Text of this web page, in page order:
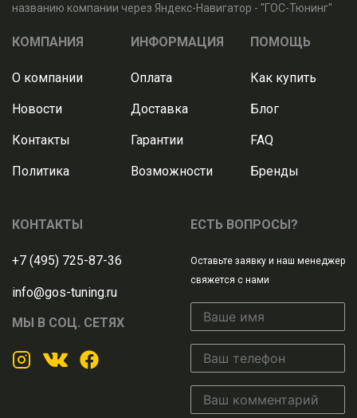
названию компании через Яндекс-Навигатор - "ГОС-Тюнинг"
КОМПАНИЯ
О компании
Новости
Контакты
Политика
ИНФОРМАЦИЯ
Оплата
Доставка
Гарантии
Возможности
ПОМОЩЬ
Как купить
Блог
FAQ
Бренды
КОНТАКТЫ
+7 (495) 725-87-36
info@gos-tuning.ru
МЫ В СОЦ. СЕТЯХ
ЕСТЬ ВОПРОСЫ?
Оставьте заявку и наш менеджер
свяжется с нами